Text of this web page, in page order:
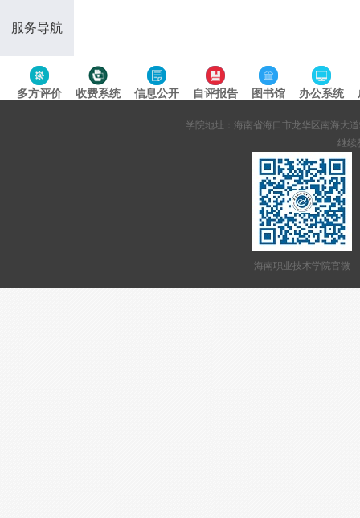
服务导航
多方评价 收费系统 信息公开 自评报告 图书馆 办公系统
学院地址：海南省海口市龙华区南海大道
继续
海南职业技术学院官微